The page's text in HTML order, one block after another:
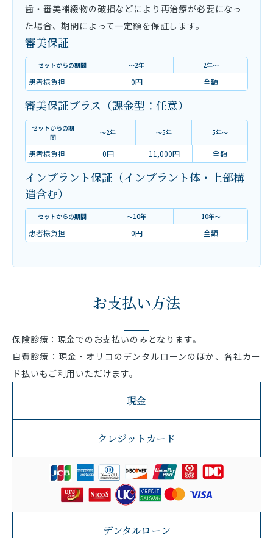
歯・審美補綴物の破損などにより再治療が必要になっ
た場合、期間によって一定額を保証します。
審美保証
セットからの期間 ～2年 2年～
患者様負担 0円 全額
審美保証プラス（課金型：任意）
セットからの期
間
～2年 ～5年 5年～
患者様負担 0円 11,000円 全額
インプラント保証（インプラント体・上部構
造含む）
セットからの期間 ～10年 10年～
患者様負担 0円 全額
お支払い方法
保険診療：現金でのお支払いのみとなります。
自費診療：現金・オリコのデンタルローンのほか、各社カー
ド払いもご利用いただけます。
現金
クレジットカード
デンタルローン